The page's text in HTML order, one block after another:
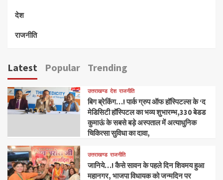
देश
राजनीति
Latest Popular Trending
उत्तराखण्ड देश राजनीति
बिग ब्रेकिंग…! पार्क ग्रुप ऑफ हॉस्पिटल्स के ‘द
मेडिसिटी हॉस्पिटल का भव्य शुभारम्भ,330 बेडड
कुमाऊं के सबसे बड़े अस्पताल में अत्याधुनिक
चिकित्सा सुविधा का दावा,
उत्तराखण्ड राजनीति
जानिये…! कैसे सावन के पहले दिन शिवमय हुआ
महानगर, भाजपा विधायक को जन्मदिन पर